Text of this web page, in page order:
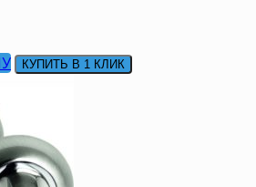
КУПИТЬ В 1 КЛИК